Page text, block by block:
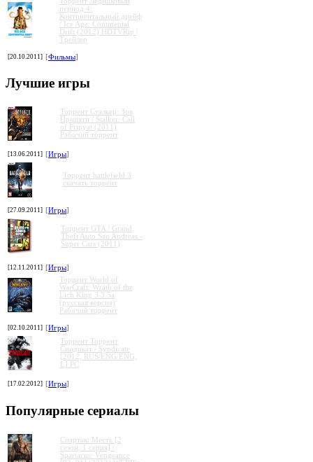
период 4:
Континентальный дрейф
/ Ice Age: Continental
Drift (2012) HDTVRip |
Трейлер
[20.10.2011] [Фильмы]
Лучшие игры
Торрент Сталкер: Зов
Припяти / Stalker: Call
of Pripyat (2011)
Рабочий торрент
[13.06.2011] [Игры]
Торрент battlefield 3
скачать торрент
[27.09.2011] [Игры]
Торрент GTA / Grand
Theft Auto San Andreas -
Super Cars (2011)
[12.11.2011] [Игры]
Торрент World of
WarCraft: Wrath of the
Lich King 3.3.5a
(русская версия)
Рабочий торрент
[02.10.2011] [Игры]
Торрент Торрент
Cиндикат / Syndicate
[2012, RUS/ENG/ENG,
L] PC
[17.02.2012] [Игры]
Популярные сериалы
Спартак: Месть [2
сезон, 1 серия] /
Spartacus: Vengeance
» »